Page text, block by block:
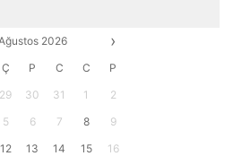
2026 ›
Ç P C C
P
29 30 31 1
2
5 6 7 8
9
12 13 14 15
16